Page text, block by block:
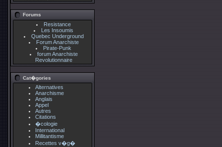
Forums
Resistance
Les Insoumis
Quebec Underground
Forum Anarchiste
Pirate-Punk
forum Anarchiste
Revolutionnaire
Cat�gories
Alternatives
Anarchisme
Anglais
Appel
Autres
Citations
�cologie
International
Millitantisme
Recettes v�g�